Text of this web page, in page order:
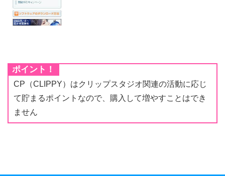
ポイント！
CP（CLIPPY）はクリップスタジオ関連の活動に応じ
て貯まるポイントなので、購入して増やすことはでき
ません